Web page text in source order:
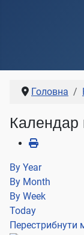
Головна
Календар
By Year
By Month
By Week
Today
Перестрибнути